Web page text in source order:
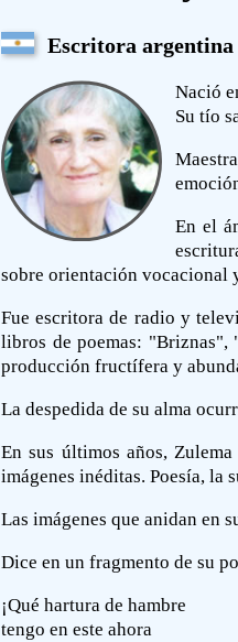
Escritora argentina
Nació
Su tío
En el
sobre orientación vocacional
Fue escritora de radio y
libros de poemas: "Briznas",
producción fructífera y
La despedida de su alma
En sus últimos años,
imágenes inéditas. Poesía, la
Las imágenes que anidan en
Dice en un fragmento de su
¡Qué hartura de hambre
tengo en este ahora